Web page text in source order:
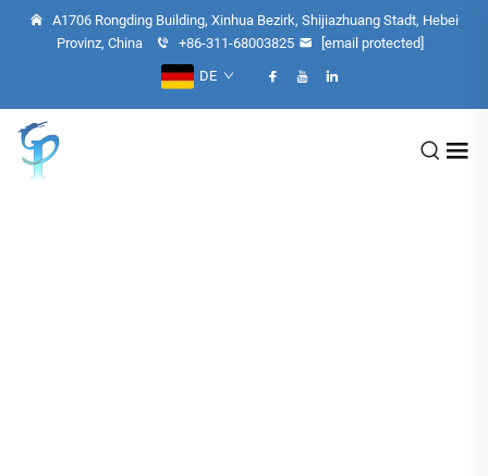
A1706 Rongding Building, Xinhua Bezirk, Shijiazhuang Stadt, Hebei
Provinz, China
+86-311-68003825
[email protected]
DE